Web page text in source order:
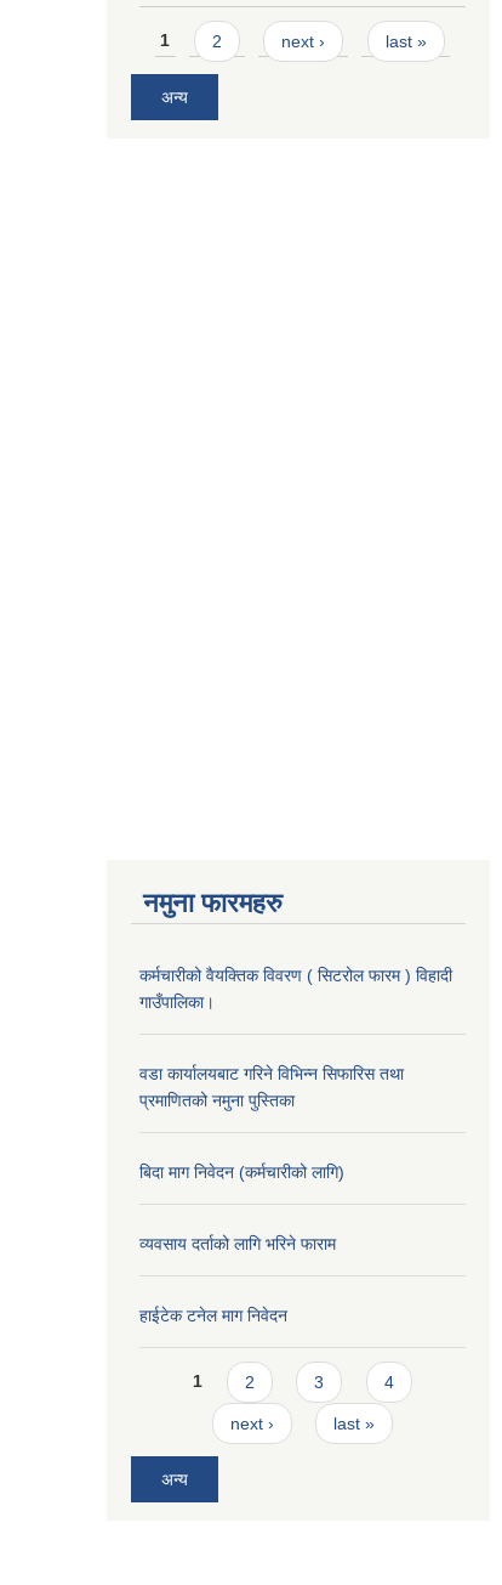
Pages
1 2 next › last »
अन्य
नमुना फारमहरु
कर्मचारीको वैयक्तिक विवरण ( सिटरोल फारम ) विहादी
गाउँपालिका।
वडा कार्यालयबाट गरिने विभिन्न सिफारिस तथा
प्रमाणितको नमुना पुस्तिका
बिदा माग निवेदन (कर्मचारीको लागि)
व्यवसाय दर्ताको लागि भरिने फाराम
हाईटेक टनेल माग निवेदन
Pages
1 2 3 4
next › last »
अन्य